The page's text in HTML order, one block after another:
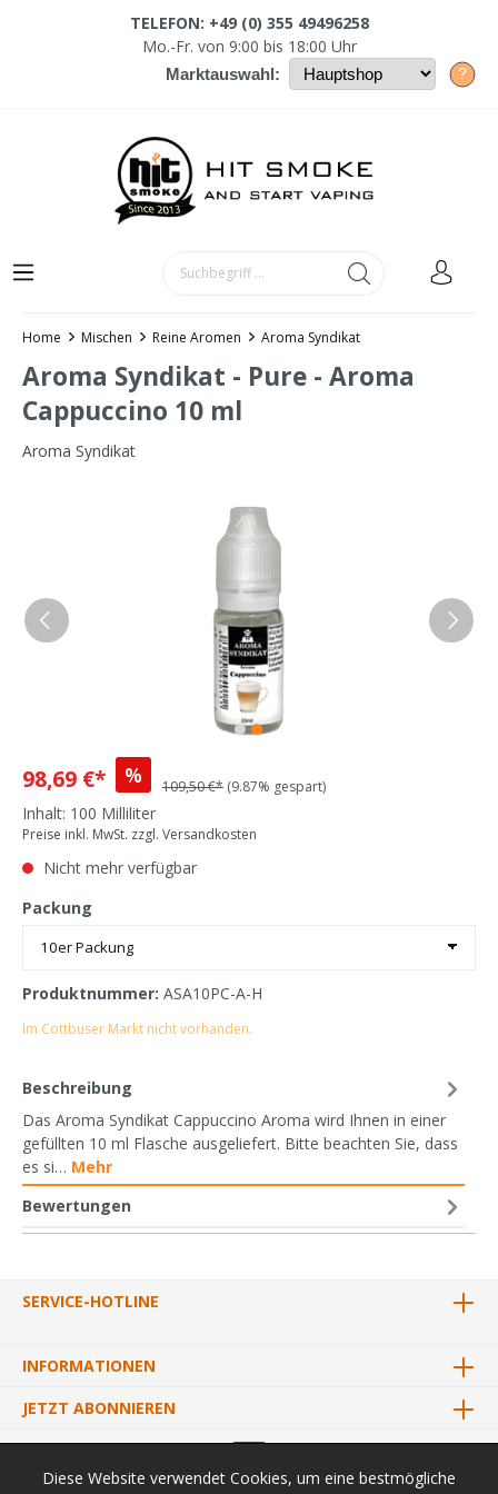
TELEFON: +49 (0) 355 49496258
Mo.-Fr. von 9:00 bis 18:00 Uhr
Marktauswahl: ?
Home Mischen Reine Aromen Aroma Syndikat
Aroma Syndikat - Pure - Aroma
Cappuccino 10 ml
Aroma Syndikat
98,69 €* % 109,50 €* (9.87% gespart)
Inhalt: 100 Milliliter
Preise inkl. MwSt. zzgl. Versandkosten
Nicht mehr verfügbar
Packung
Produktnummer: ASA10PC-A-H
Im Cottbuser Markt nicht vorhanden.
Beschreibung
Das Aroma Syndikat Cappuccino Aroma wird Ihnen in einer
gefüllten 10 ml Flasche ausgeliefert. Bitte beachten Sie, dass
es si… Mehr
Bewertungen
SERVICE-HOTLINE
INFORMATIONEN
JETZT ABONNIEREN
Diese Website verwendet Cookies, um eine bestmögliche